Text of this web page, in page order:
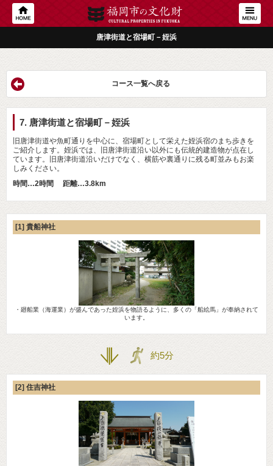
唐津街道と宿場町－姪浜
コース一覧へ戻る
7. 唐津街道と宿場町－姪浜
旧唐津街道や魚町通りを中心に、宿場町として栄えた姪浜宿のまち歩きを
ご紹介します。姪浜では、旧唐津街道沿い以外にも伝統的建造物が点在し
ています。旧唐津街道沿いだけでなく、横筋や裏通りに残る町並みもお楽
しみください。
時間…2時間 距離…3.8km
[1] 貴船神社
・廻船業（海運業）が盛んであった姪浜を物語るように、多くの「船絵馬」が奉納されて
います。
約5分
[2] 住吉神社